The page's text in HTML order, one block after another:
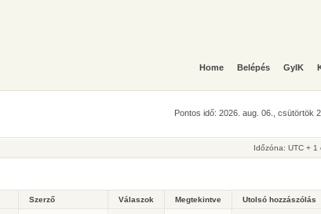
Home Belépés GyIK
Pontos idő: 2026. aug. 06., csütörtök
Időzóna: UTC + 1
Szerző Válaszok Megtekintve Utolsó hozzászólás